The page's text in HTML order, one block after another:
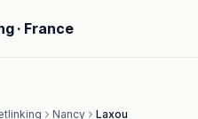
· France
Nancy Laxou